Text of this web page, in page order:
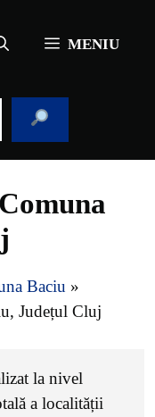
MENIU
Baciu »
Județul Cluj
la nivel
a localității